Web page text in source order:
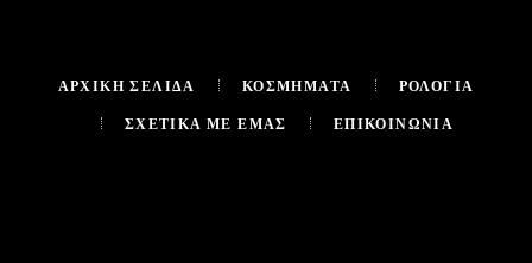
ΑΡΧΙΚΉ ΣΕΛΊΔΑ ΚΟΣΜΉΜΑΤΑ ΡΟΛΌΓΙΑ
ΣΧΕΤΙΚΆ ΜΕ ΕΜΆΣ ΕΠΙΚΟΙΝΩΝΊΑ